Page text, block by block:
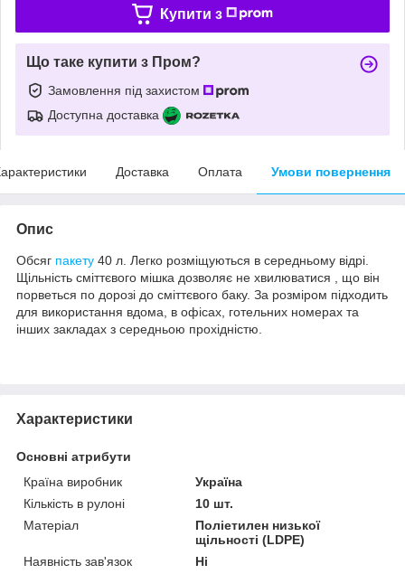
Купити з
Що таке купити з Пром?
Замовлення під захистом
Доступна доставка
Доставка Оплата Умови повернення
Опис
Обсяг пакету 40 л. Легко розміщуються в середньому відрі.
Щільність сміттєвого мішка дозволяє не хвилюватися , що він
порветься по дорозі до сміттєвого баку. За розміром підходить
для використання вдома, в офісах, готельних номерах та
інших закладах з середньою прохідністю.
Характеристики
Основні атрибути
Країна виробник
Україна
Кількість в рулоні
10 шт.
Матеріал
Поліетилен низької
щільності (LDPE)
Наявність зав'язок
Ні